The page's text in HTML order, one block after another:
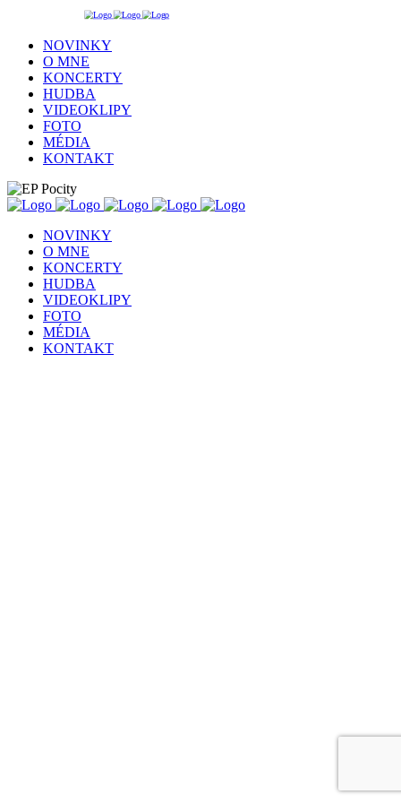
NOVINKY
O MNE
KONCERTY
HUDBA
VIDEOKLIPY
FOTO
MÉDIA
KONTAKT
NOVINKY
O MNE
KONCERTY
HUDBA
VIDEOKLIPY
FOTO
MÉDIA
KONTAKT